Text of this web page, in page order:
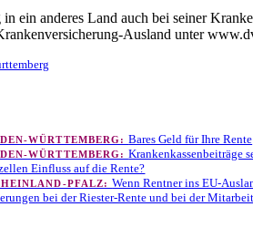
ein anderes Land auch bei seiner
Ausland unter
WÜRTTEMBERG: Bares Geld für Ihre Rente
WÜRTTEMBERG: Krankenkassenbeiträge
Einfluss auf die Rente?
PFALZ: Wenn Rentner ins EU-
bei der Riester-Rente und bei der